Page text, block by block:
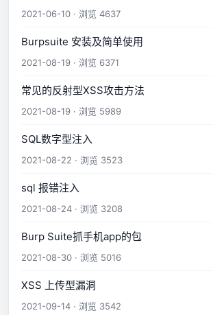
2021-06-10 · 浏览 4637
Burpsuite 安装及简单使用
2021-08-19 · 浏览 6371
常见的反射型XSS攻击方法
2021-08-19 · 浏览 5989
SQL数字型注入
2021-08-22 · 浏览 3523
sql 报错注入
2021-08-24 · 浏览 3208
Burp Suite抓手机app的包
2021-08-30 · 浏览 5016
XSS 上传型漏洞
2021-09-14 · 浏览 3542